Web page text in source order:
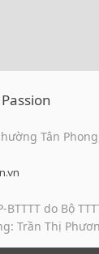
Tân
BTTTT do Bộ
Trần Thị